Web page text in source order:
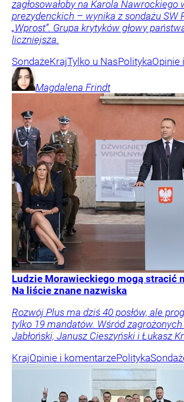
zagłosowałoby na Karola Nawrockiego
prezydenckich – wynika z sondażu SW
„Wprost”. Grupa krytyków głowy
liczniejsza.
SondażeKrajTylko u NasPolitykaOpinie
Magdalena Frindt
Ludzie Morawieckiego mogą stracić
Na liście znane nazwiska
Rozwój Plus ma dziś 40 posłów, ale
tylko 19 mandatów. Wśród zagrożonych
Jabłoński, Janusz Cieszyński i Łukasz
KrajOpinie i komentarzePolityka